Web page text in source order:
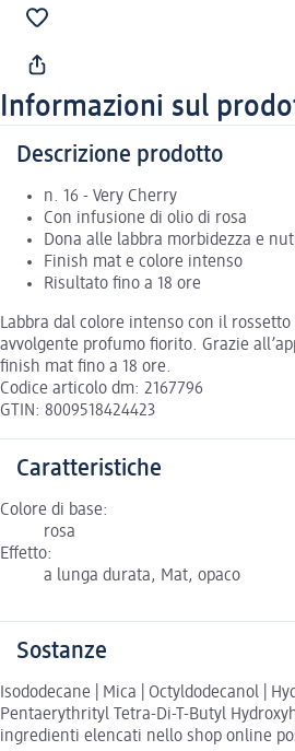
Informazioni sul
Descrizione prodotto
n. 16 - Very Cherry
Con infusione di olio di rosa
Dona alle labbra morbidezza e
Finish mat e colore intenso
Risultato fino a 18 ore
Labbra dal colore intenso con il
avvolgente profumo fiorito. Grazie
finish mat fino a 18 ore.
Codice articolo dm: 2167796
GTIN: 8009518424423
Caratteristiche
Colore di base:
rosa
Effetto:
a lunga durata, Mat, opaco
Sostanze
Isododecane | Mica | Octyldodecanol |
Pentaerythrityl Tetra-Di-T-Butyl
ingredienti elencati nello shop online